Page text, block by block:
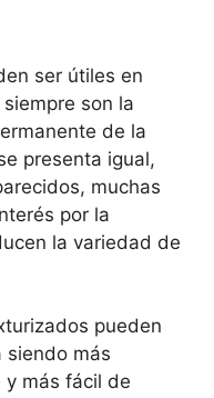
ser útiles en
son la
de la
presenta igual,
muchas
por la
la variedad de
pueden
siendo más
y más fácil de